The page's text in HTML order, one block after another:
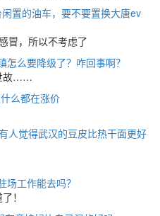
置的油车，要不要置换大唐ev
冒，所以不考虑了
怎么要降级了？咋回事啊？
故……
么都在涨价
人觉得武汉的豆皮比热干面更好
场工作能去吗？
！